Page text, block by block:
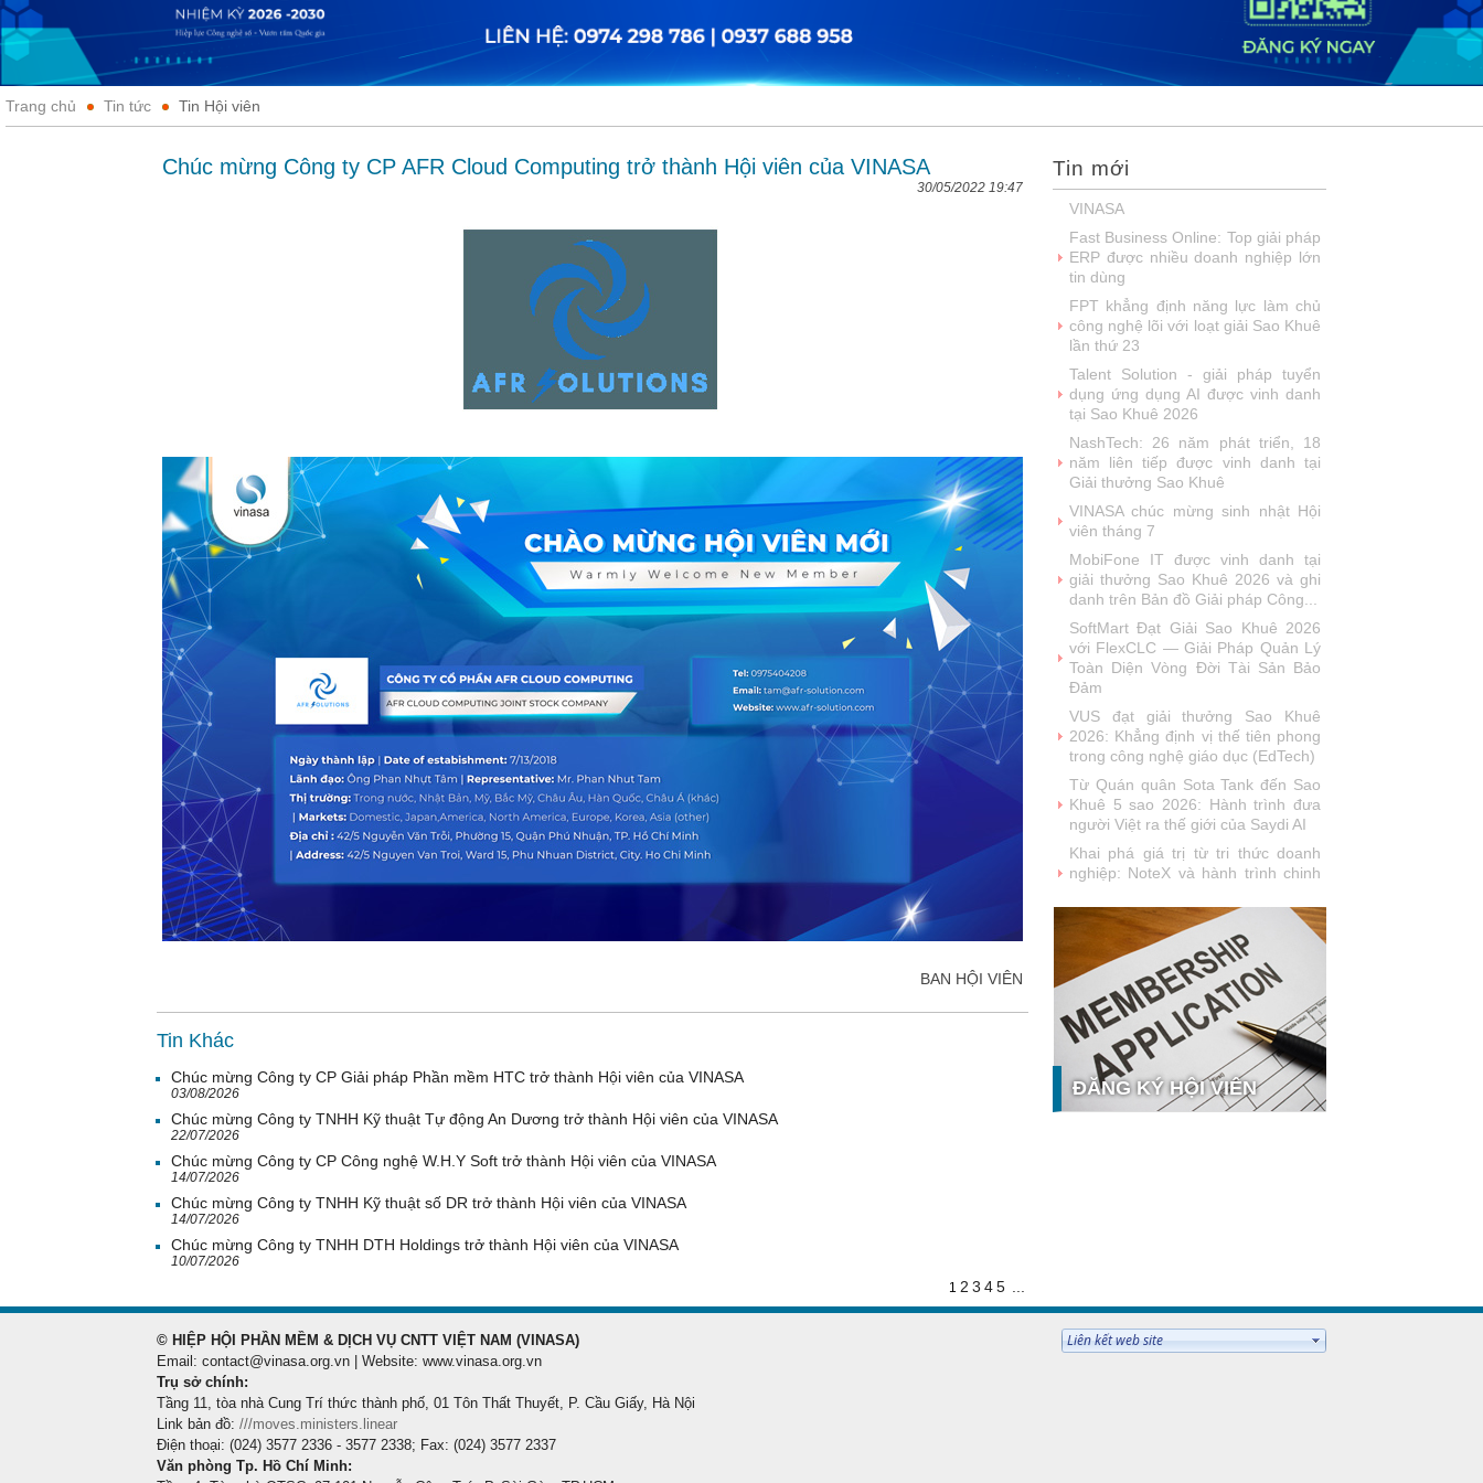
Trang chủ Tin tức Tin Hội viên
Chúc mừng Công ty CP AFR Cloud Computing trở thành Hội viên của VINASA
30/05/2022 19:47
BAN HỘI VIÊN
Tin Khác
Chúc mừng Công ty CP Giải pháp Phần mềm HTC trở thành Hội viên của VINASA
03/08/2026
Chúc mừng Công ty TNHH Kỹ thuật Tự động An Dương trở thành Hội viên của VINASA
22/07/2026
Chúc mừng Công ty CP Công nghệ W.H.Y Soft trở thành Hội viên của VINASA
14/07/2026
Chúc mừng Công ty TNHH Kỹ thuật số DR trở thành Hội viên của VINASA
14/07/2026
Chúc mừng Công ty TNHH DTH Holdings trở thành Hội viên của VINASA
10/07/2026
1 2 3 45
Tin mới
SIMAX DataHub – Nền tảng tích
hợp và khai thác dữ liệu thông minh
được đề cử Giải thưởng Sao
Khuê...
tuyến Funix trở thành Hội viên của
VINASA
Fast Business Online: Top giải pháp
ERP được nhiều doanh nghiệp lớn
tin dùng
FPT khẳng định năng lực làm chủ
công nghệ lõi với loạt giải Sao Khuê
lần thứ 23
Talent Solution - giải pháp tuyển
dụng ứng dụng AI được vinh danh
tại Sao Khuê 2026
NashTech: 26 năm phát triển, 18
năm liên tiếp được vinh danh tại
Giải thưởng Sao Khuê
VINASA chúc mừng sinh nhật Hội
viên tháng 7
MobiFone IT được vinh danh tại
giải thưởng Sao Khuê 2026 và ghi
danh trên Bản đồ Giải pháp Công...
SoftMart Đạt Giải Sao Khuê 2026
với FlexCLC — Giải Pháp Quản Lý
Toàn Diện Vòng Đời Tài Sản Bảo
Đảm
VUS đạt giải thưởng Sao Khuê
2026: Khẳng định vị thế tiên phong
trong công nghệ giáo dục (EdTech)
Từ Quán quân Sota Tank đến Sao
Khuê 5 sao 2026: Hành trình đưa
người Việt ra thế giới của Saydi AI
Khai phá giá trị từ tri thức doanh
nghiệp: NoteX và hành trình chinh
phục Giải thưởng Sao Khuê 2026
bộ câu hỏi mẫu cho 30 lĩnh vực
công nghệ và thị trường
Giải pháp PGx của GeneStory: Lời
giải cho bài toán tự chủ công nghệ
y tế số tại Sao Khuê 2026
Ứng dụng nhận diện cuộc gọi
iCallme giành giải thưởng Sao Khuê
2026
Tingee by HENO được vinh danh tại
SACOMBANK nhận giải thưởng
Sao Khuê 2026 và ghi tên trên Bản
ĐĂNG KÝ HỘI VIÊN
© HIỆP HỘI PHẦN MỀM & DỊCH VỤ CNTT VIỆT NAM (VINASA)
Email: contact@vinasa.org.vn | Website: www.vinasa.org.vn
Trụ sở chính:
Tầng 11, tòa nhà Cung Trí thức thành phố, 01 Tôn Thất Thuyết, P. Cầu Giấy, Hà Nội
Link bản đồ: ///moves.ministers.linear
Điện thoại: (024) 3577 2336 - 3577 2338; Fax: (024) 3577 2337
Văn phòng Tp. Hồ Chí Minh: